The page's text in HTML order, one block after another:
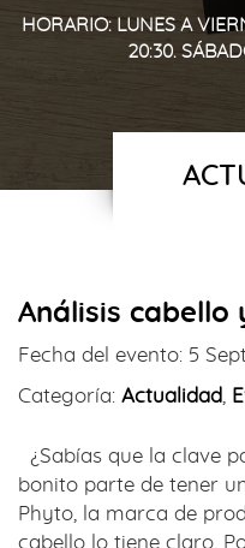
HORARIO: LUNES A
20:30.
Análisis cabello
Fecha del evento: 5
Categoría: Actualidad
¿Sabías que la clave
bonito parte de tener
Phyto, la marca de
cabello lo tiene claro.